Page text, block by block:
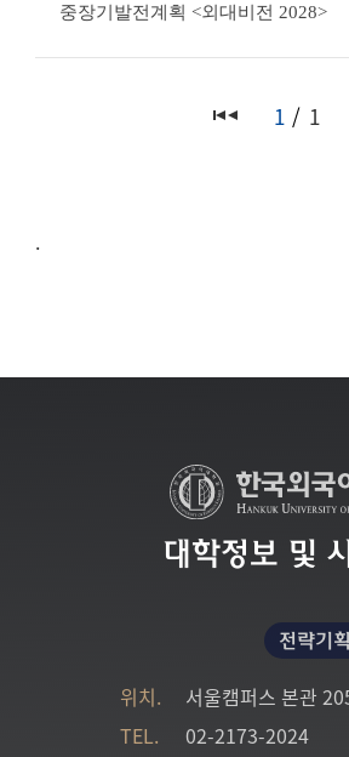
중장기발전계획 <외대비전 2028>
1 1
.
대학정보 및
전략기
위치.
서울캠퍼스 본관
TEL.
02-2173-2024